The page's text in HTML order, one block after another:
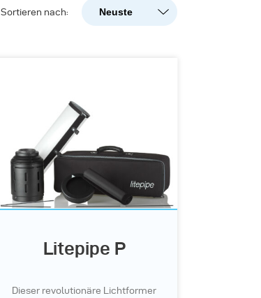
Sortieren nach: Neuste
Neuste
Litepipe P
Dieser revolutionäre Lichtformer